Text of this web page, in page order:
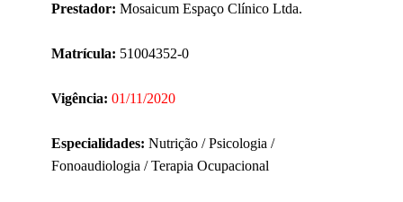
Prestador: Mosaicum Espaço Clínico Ltda.
Matrícula: 51004352-0
Vigência: 01/11/2020
Especialidades: Nutrição / Psicologia /
Fonoaudiologia / Terapia Ocupacional